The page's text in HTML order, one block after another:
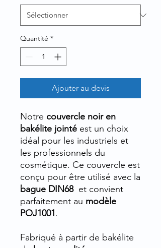
Quantité *
Ajouter au devis
Notre couvercle noir en
bakélite jointé est un choix
idéal pour les industriels et
les professionnels du
cosmétique. Ce couvercle est
conçu pour être utilisé avec la
bague DIN68 et convient
parfaitement au modèle
POJ1001.
Fabriqué à partir de bakélite